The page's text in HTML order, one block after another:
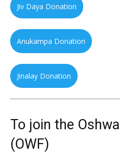
Jiv Daya Donation
Anukampa Donation
Jinalay Donation
To join the
(OWF)